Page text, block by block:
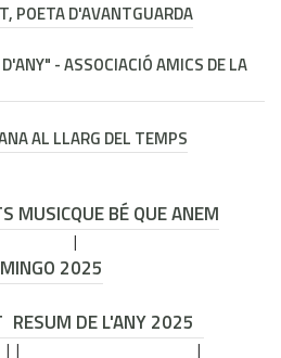
POETA D'AVANTGUARDA
- ASSOCIACIÓ AMICS DE LA
AL LLARG DEL TEMPS
MUSICQUE BÉ QUE ANEM
2025
RESUM DE L'ANY 2025